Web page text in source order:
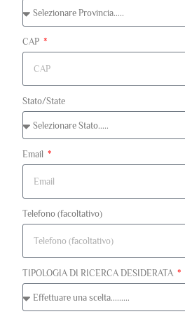
CAP
Stato/State
Email
Telefono (facoltativo)
TIPOLOGIA DI RICERCA DESIDERATA